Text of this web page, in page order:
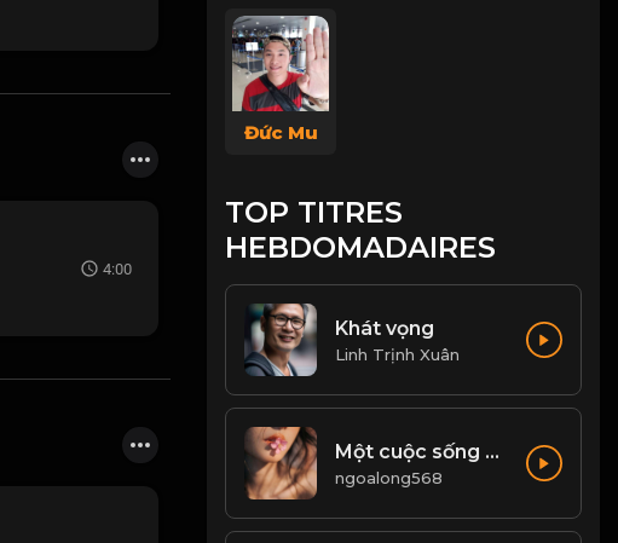
4:00
Đức Mu
TOP TITRES
HEBDOMADAIRES
Khát vọng
Linh Trịnh Xuân
Một cuộc sống có ý nghĩa, là không ngừng tìm kiếm đam mê, động lực để phấn đấu...! & Đạo
ngoalong568